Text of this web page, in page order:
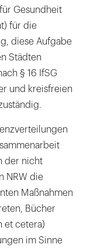
Gesundheit
für die
diese Aufgabe
Städten
§ 16 IfSG
und kreisfreien
der nicht
NRW die
Maßnahmen
Bücher
et cetera)
im Sinne